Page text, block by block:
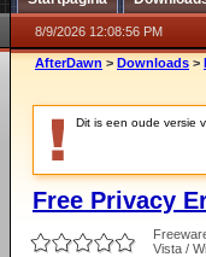
8/9/2026 12:08:56 PM
AfterDawn > Downloads >
Dit is een oude versie
Free Privacy
Vista /